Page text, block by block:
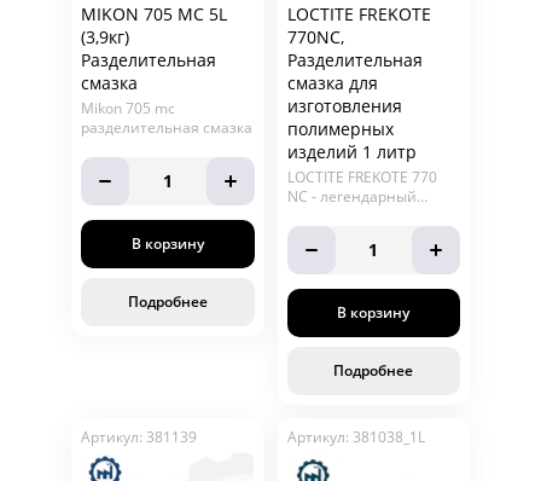
MIKON 705 MC 5L
(3,9кг)
Разделительная
смазка
Mikon 705 mc
разделительная смазка
1
В корзину
Подробнее
LOCTITE FREKOTE
770NC,
Разделительная
смазка для
изготовления
полимерных
изделий 1 литр
LOCTITE FREKOTE 770
NC - легендарный
теперь в упаковке 1
литр. Frekote 770 nc -
обеспечивает
многократное снятие
изделий из пресс-форм,
следствие: снижение
расходов и времени
1
В корзину
Подробнее
Артикул: 381139 Артикул: 381038_1L